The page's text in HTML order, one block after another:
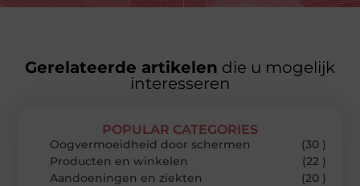
Gerelateerde artikelen die u mogelijk
interesseren
POPULAR CATEGORIES
Oogvermoeidheid door schermen
(30 )
Producten en winkelen
(22 )
Aandoeningen en ziekten
(20 )